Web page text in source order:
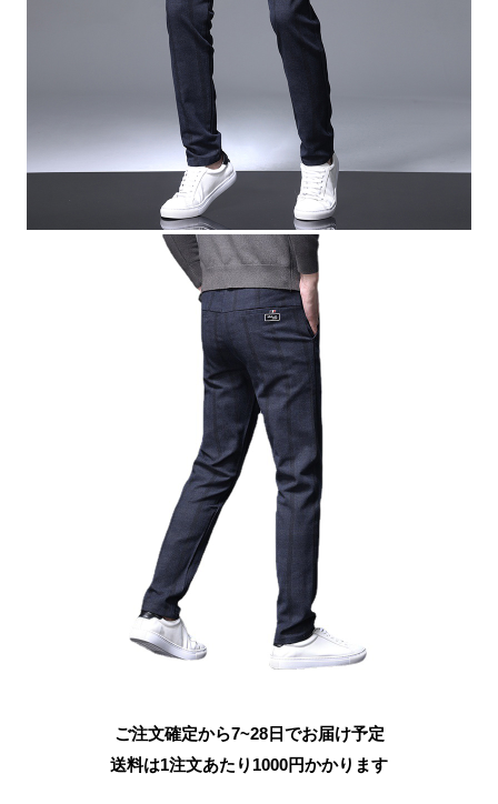
ご注文確定から7~28日でお届け予定
送料は1注文あたり 1000円かかります